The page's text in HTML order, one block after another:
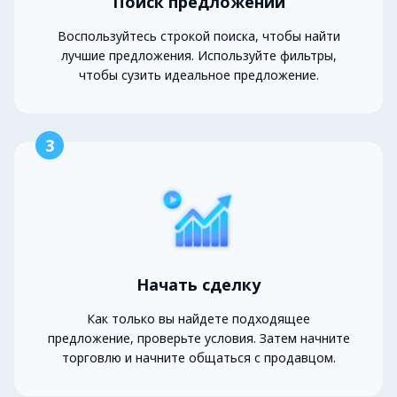
Воспользуйтесь строкой поиска, чтобы найти
лучшие предложения. Используйте фильтры,
чтобы сузить идеальное предложение.
3
Начать сделку
Как только вы найдете подходящее
предложение, проверьте условия. Затем начните
торговлю и начните общаться с продавцом.